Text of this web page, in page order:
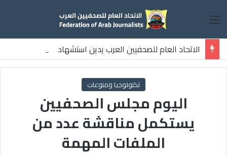
القائمة
الاتحاد العام للصحفيين العرب يدين استشهاد
ثلاثة صحفيين فلسطينيين باستهداف إسرائيلي وسط قطاع غزة
تكنولوجيا ومنوعات
اليوم مجلس الصحفيين
يستكمل مناقشة عدد من
الملفات المهمة